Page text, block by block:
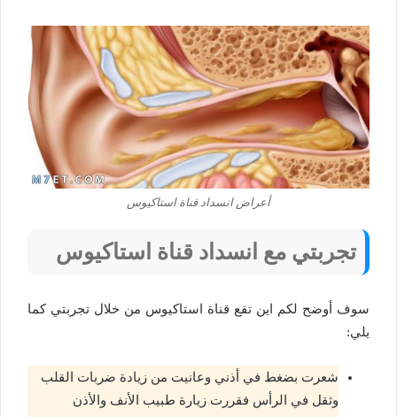
أعراض انسداد قناة استاكيوس
تجربتي مع انسداد قناة استاكيوس
سوف أوضح لكم اين تقع قناة استاكيوس من خلال تجربتي كما
يلي:
شعرت بضغط في أذني وعانيت من زيادة ضربات القلب
وثقل في الرأس فقررت زيارة طبيب الأنف والأذن